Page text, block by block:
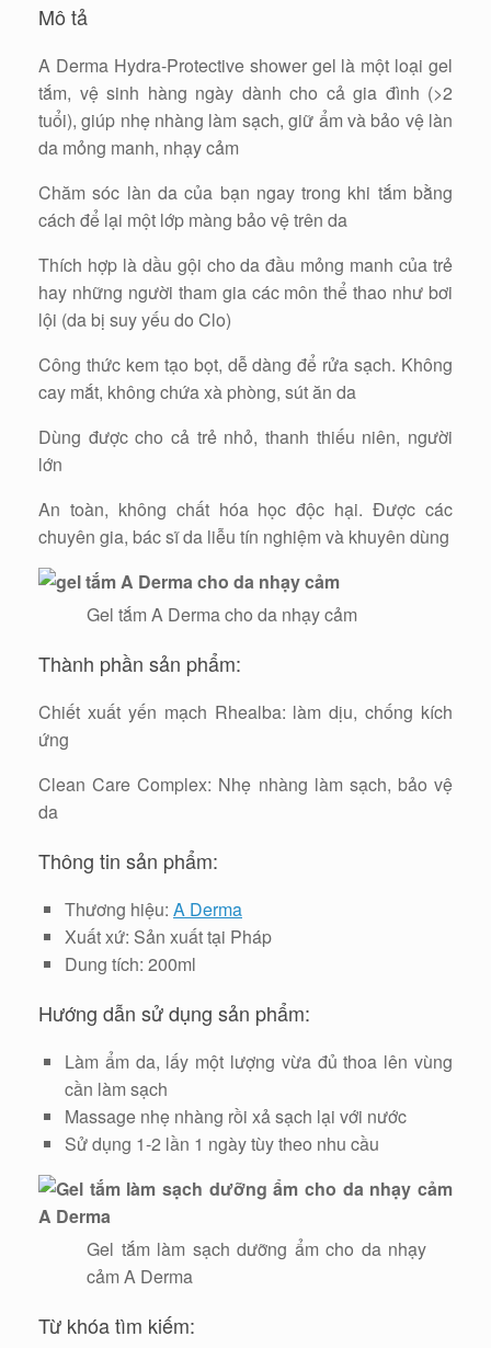
Mô tả
A Derma Hydra-Protective shower gel là một loại gel
tắm, vệ sinh hàng ngày dành cho cả gia đình (>2
tuổi), giúp nhẹ nhàng làm sạch, giữ ẩm và bảo vệ làn
da mỏng manh, nhạy cảm
Chăm sóc làn da của bạn ngay trong khi tắm bằng
cách để lại một lớp màng bảo vệ trên da
Thích hợp là dầu gội cho da đầu mỏng manh của trẻ
hay những người tham gia các môn thể thao như bơi
lội (da bị suy yếu do Clo)
Công thức kem tạo bọt, dễ dàng để rửa sạch. Không
cay mắt, không chứa xà phòng, sút ăn da
Dùng được cho cả trẻ nhỏ, thanh thiếu niên, người
lớn
An toàn, không chất hóa học độc hại. Được các
chuyên gia, bác sĩ da liễu tín nghiệm và khuyên dùng
Gel tắm A Derma cho da nhạy cảm
Thành phần sản phẩm:
Chiết xuất yến mạch Rhealba: làm dịu, chống kích
ứng
Clean Care Complex: Nhẹ nhàng làm sạch, bảo vệ
da
Thông tin sản phẩm:
Thương hiệu: A Derma
Xuất xứ: Sản xuất tại Pháp
Dung tích: 200ml
Hướng dẫn sử dụng sản phẩm:
Làm ẩm da, lấy một lượng vừa đủ thoa lên vùng
cần làm sạch
Massage nhẹ nhàng rồi xả sạch lại với nước
Sử dụng 1-2 lần 1 ngày tùy theo nhu cầu
Gel tắm làm sạch dưỡng ẩm cho da nhạy
cảm A Derma
Từ khóa tìm kiếm: